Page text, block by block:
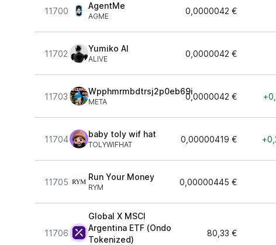
11700
AgentMe
AGME
0,0000042 €
11702
Yumiko AI
ALIVE
0,0000042 €
11703
Wpphmrmbdtrsj2p0eb69i
META
0,0000042 €
11704
baby toly wif hat
TOLYWIFHAT
0,00000419 €
11705
Run Your Money
RYM
0,00000445 €
11706
Global X MSCI
Argentina ETF (Ondo
Tokenized)
80,33 €